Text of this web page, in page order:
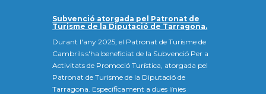
Subvenció atorgada pel Patronat de
Turisme de la Diputació de Tarragona.
Durant l'any 2025, el Patronat de Turisme de
Cambrils s'ha beneficiat de la Subvenció Per a
Activitats de Promoció Turística, atorgada pel
Patronat de Turisme de la Diputació de
Tarragona. Específicament a dues línies